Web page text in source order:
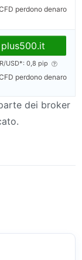
perdono denaro
plus500.it
USD*: 0,8 pip
perdono denaro
dei broker